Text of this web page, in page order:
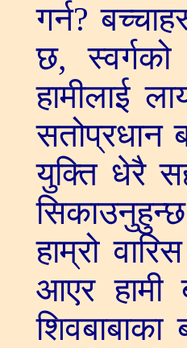
गर्न?
छ,
हामीलाई
सतोप्रधान
युक्ति धेरै
हाम्रो
आएर हामी